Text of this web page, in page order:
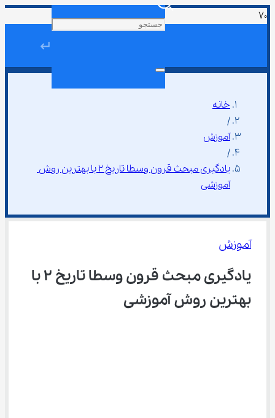
↵
خانه
/
آموزش
/
یادگیری مبحث قرون وسطا تاریخ ۲ با بهترین روش
آموزشی
آموزش
یادگیری مبحث قرون وسطا تاریخ ۲ با
بهترین روش آموزشی